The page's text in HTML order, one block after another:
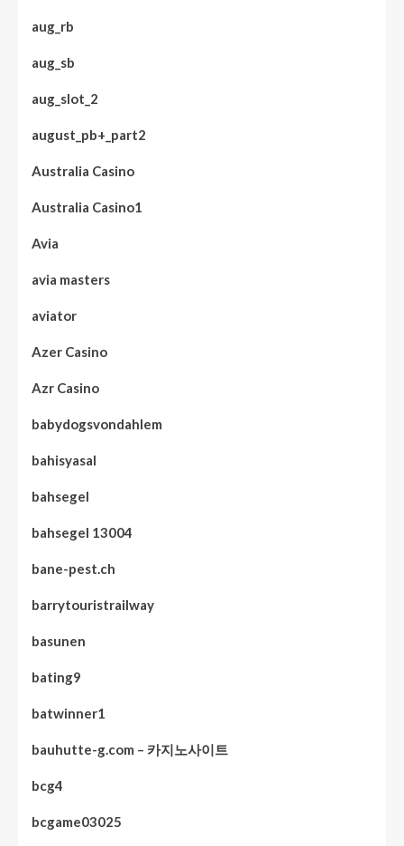
aug_rb
aug_sb
aug_slot_2
august_pb+_part2
Australia Casino
Australia Casino1
Avia
avia masters
aviator
Azer Casino
Azr Casino
babydogsvondahlem
bahisyasal
bahsegel
bahsegel 13004
bane-pest.ch
barrytouristrailway
basunen
bating9
batwinner1
bauhutte-g.com – 카지노사이트
bcg4
bcgame03025